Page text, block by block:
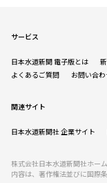
サービス
日本水道新聞 電子版とは
よくあるご質問
お問い合
関連サイト
日本水道新聞社 企業サイト
株式会社日本水道新聞社ホー
内容は、著作権法並びに国際